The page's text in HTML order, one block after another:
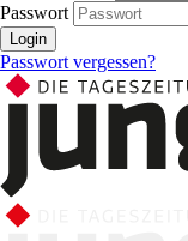
Passwort
Login
Passwort vergessen?